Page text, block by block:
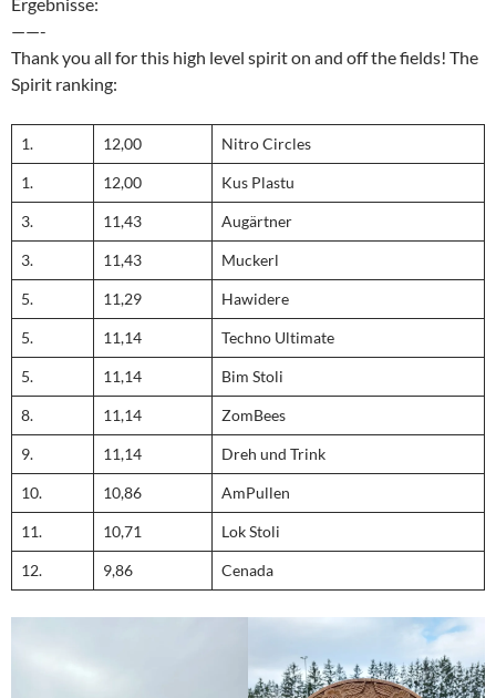
——-
Thank you all for this high level spirit on and off the fields! The
Spirit ranking:
1. 12,00 Nitro Circles
1. 12,00 Kus Plastu
3. 11,43 Augärtner
3. 11,43 Muckerl
5. 11,29 Hawidere
5. 11,14 Techno Ultimate
5. 11,14 Bim Stoli
8. 11,14 ZomBees
9. 11,14 Dreh und Trink
10. 10,86 AmPullen
11. 10,71 Lok Stoli
12. 9,86 Cenada